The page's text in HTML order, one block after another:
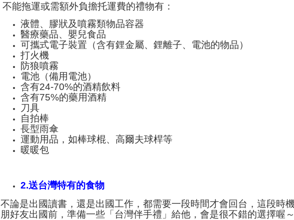
不能拖運或需額外負擔托運費的禮物有：
液體、膠狀及噴霧類物品容器
醫療藥品、嬰兒食品
可攜式電子裝置（含有鋰金屬、鋰離子、電池的物品）
打火機
防狼噴霧
電池（備用電池）
含有24-70%的酒精飲料
含有75%的藥用酒精
刀具
自拍棒
長型雨傘
運動用品，如棒球棍、高爾夫球桿等
暖暖包
2.送台灣特有的食物
不論是出國讀書，還是出國工作，都需要一段時間才會回台，這段時
朋好友出國前，準備一些「台灣伴手禮」給他，會是很不錯的選擇喔～